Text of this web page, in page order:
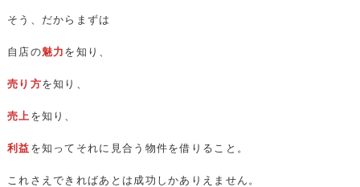
そう、だからまずは
自店の魅力 を知り、
売り方を知り、
売上 を知り、
利益 を知ってそれに見合う物件を借りること。
これさえできればあとは成功しかありえません。